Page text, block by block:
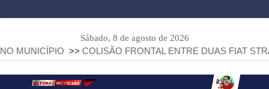
Sábado, 8 de agosto de 2026
>> COLISÃO FRONTAL ENTRE DUAS FIAT STRADA